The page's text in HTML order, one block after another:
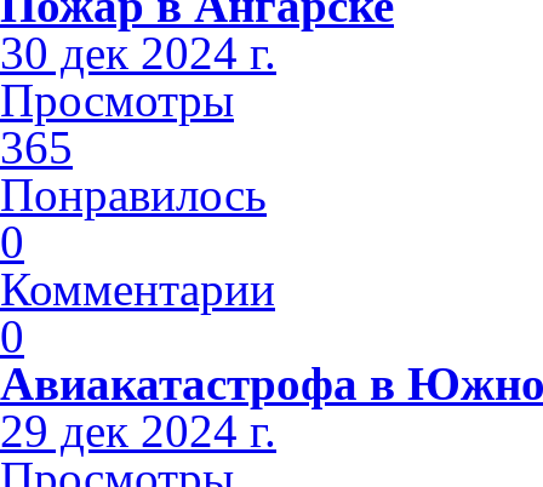
30 дек 2024 г.
Просмотры
365
Понравилось
0
Комментарии
0
Авиакатастрофа в
29 дек 2024 г.